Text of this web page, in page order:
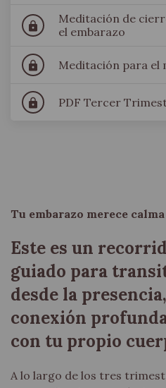
lock
Meditación de
el embarazo
lock Meditación para el
lock PDF Tercer
Tu embarazo merece
Este es un
guiado para
desde la
conexión
con tu propio
A lo largo de los tres